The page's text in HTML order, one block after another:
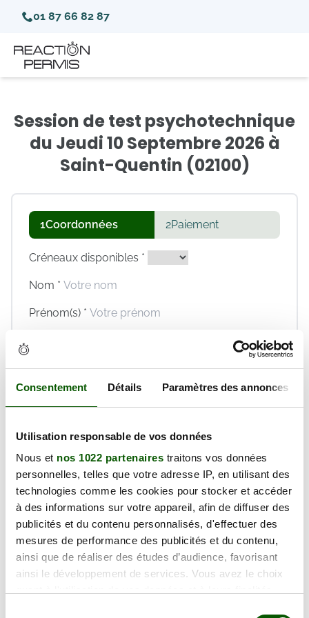
Consentement Détails Paramètres des annonces
Utilisation responsable de vos données
Nous et nos 1022 partenaires traitons vos données
personnelles, telles que votre adresse IP, en utilisant des
technologies comme les cookies pour stocker et accéder
à des informations sur votre appareil, afin de diffuser des
publicités et du contenu personnalisés, d'effectuer des
mesures de performance des publicités et du contenu,
ainsi que de réaliser des études d’audience, favorisant
ainsi le développement de services. Vous avez le choix
01 87 66 82 87
Session de test psychotechnique
du Jeudi 10 Septembre 2026 à
Saint-Quentin (02100)
Jeudi 10 Septembre 2026
131.00€
1Coordonnées 2Paiement
Créneaux disponibles *
Nom *
Prénom(s) *
Téléphone *
En validant ce formulaire, j'accepte la politique de
protection des données et lesconditions générales
pris connaissance.
Réserver maintenant